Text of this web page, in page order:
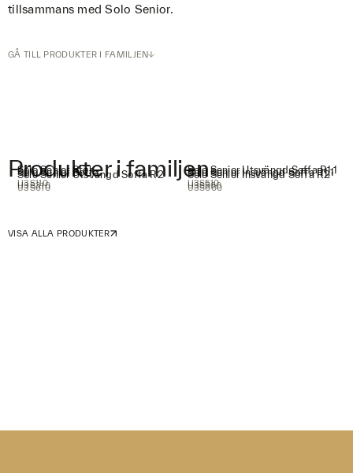
tillsammans med Solo Senior.
GÅ TILL PRODUKTER I FAMILJEN
Produkter i familjen
Solo Senior Stol
U3S110
Solo Senior Utsvängd Soffa R1,1
U3S510
Solo Senior Soffa
U3S310
Solo Senior Insvängd Soffa R1,1
U3S560
Solo Senior Utsvängd Soffa R2
U3S610
Solo Senior Insvängd Soffa R2
U3S660
VISA ALLA PRODUKTER